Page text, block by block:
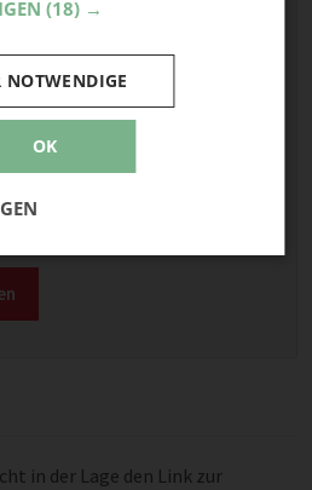
in der Lage den Link zur
(18) →
OK
NOTWENDIGE